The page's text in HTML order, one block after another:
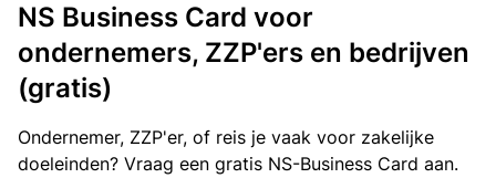
NS Business Card voor
ondernemers, ZZP'ers en bedrijven
(gratis)
Ondernemer, ZZP'er, of reis je vaak voor zakelijke
doeleinden? Vraag een gratis NS-Business Card aan.